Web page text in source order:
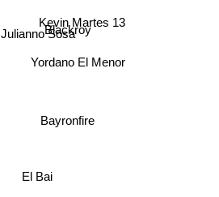
Julianno Sosa
Kevin Martes 13
Yordano El Menor
Blackroy
Bayronfire
El Bai